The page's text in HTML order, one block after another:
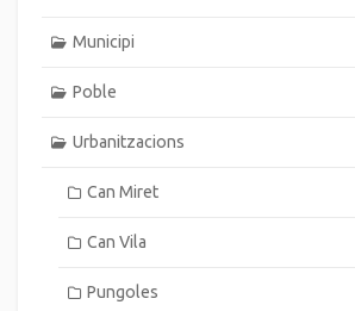
Municipi
Poble
Urbanitzacions
Can Miret
Can Vila
Pungoles